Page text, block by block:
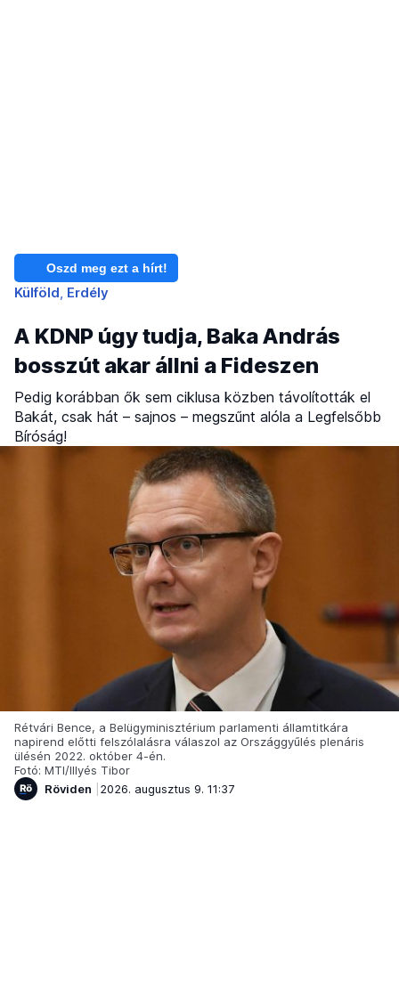
Oszd meg ezt a hírt!
Külföld Erdély
A KDNP úgy tudja, Baka András
bosszút akar állni a Fideszen
Pedig korábban ők sem ciklusa közben távolították el
Bakát, csak hát – sajnos – megszűnt alóla a Legfelsőbb
Bíróság!
Rétvári Bence, a Belügyminisztérium parlamenti államtitkára
napirend előtti felszólalásra válaszol az Országgyűlés plenáris
ülésén 2022. október 4-én.
Fotó: MTI/Illyés Tibor
Röviden
2026. augusztus 9. 11:37